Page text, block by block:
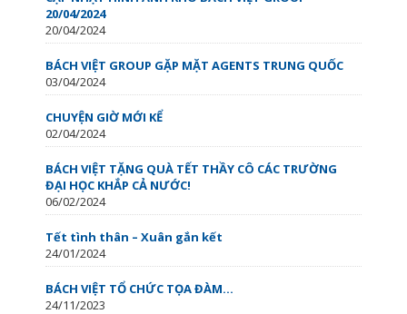
20/04/2024
20/04/2024
BÁCH VIỆT GROUP GẶP MẶT AGENTS TRUNG QUỐC
03/04/2024
CHUYỆN GIỜ MỚI KỂ
02/04/2024
BÁCH VIỆT TẶNG QUÀ TẾT THẦY CÔ CÁC TRƯỜNG
ĐẠI HỌC KHẮP CẢ NƯỚC!
06/02/2024
Tết tình thân – Xuân gắn kết
24/01/2024
BÁCH VIỆT TỔ CHỨC TỌA ĐÀM...
24/11/2023